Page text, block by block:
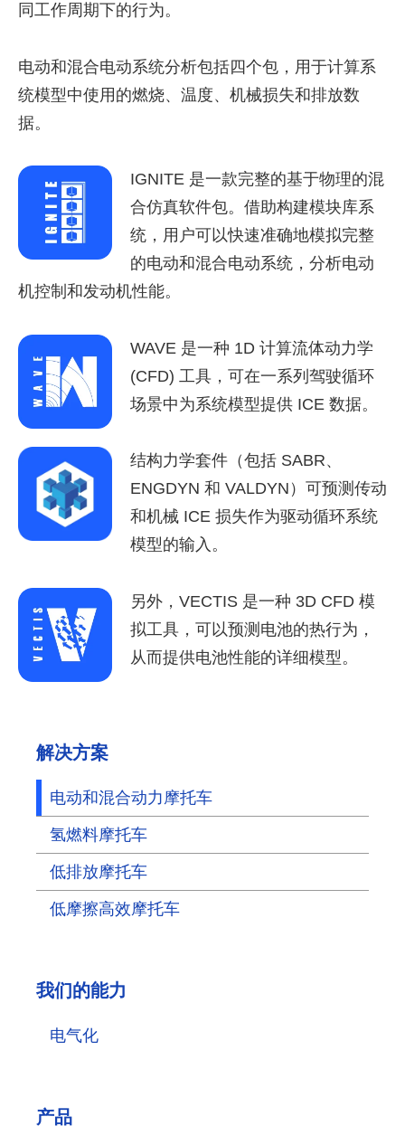
同工作周期下的行为。
电动和混合电动系统分析包括四个包，用于计算系
统模型中使用的燃烧、温度、机械损失和排放数
据。
IGNITE 是一款完整的基于物理的混
合仿真软件包。借助构建模块库系
统，用户可以快速准确地模拟完整
的电动和混合电动系统，分析电动
机控制和发动机性能。
WAVE 是一种 1D 计算流体动力学
(CFD) 工具，可在一系列驾驶循环
场景中为系统模型提供 ICE 数据。
结构力学套件（包括 SABR、
ENGDYN 和 VALDYN）可预测传动
和机械 ICE 损失作为驱动循环系统
模型的输入。
另外，VECTIS 是一种 3D CFD 模
拟工具，可以预测电池的热行为，
从而提供电池性能的详细模型。
解决方案
电动和混合动力摩托车
氢燃料摩托车
低排放摩托车
低摩擦高效摩托车
我们的能力
电气化
产品